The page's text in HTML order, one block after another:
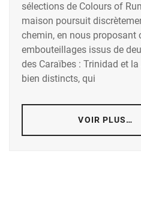
sélections de Colours of
maison poursuit
chemin, en nous proposant
embouteillages issus de
des Caraïbes : Trinidad et
bien distincts, qui
VOIR PLUS…